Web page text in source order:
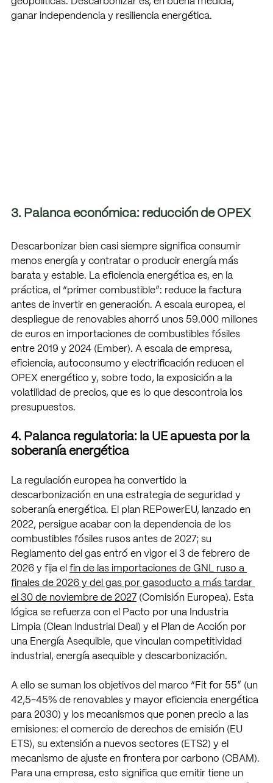
ganar independencia y resiliencia energética.
3. Palanca económica: reducción de OPEX
Descarbonizar bien casi siempre significa consumir
menos energía y contratar o producir energía más
barata y estable. La eficiencia energética es, en la
práctica, el “primer combustible”: reduce la factura
antes de invertir en generación. A escala europea, el
despliegue de renovables ahorró unos 59.000 millones
de euros en importaciones de combustibles fósiles
entre 2019 y 2024 (Ember). A escala de empresa,
eficiencia, autoconsumo y electrificación reducen el
OPEX energético y, sobre todo, la exposición a la
volatilidad de precios, que es lo que descontrola los
presupuestos.
4. Palanca regulatoria: la UE apuesta por la
soberanía energética
La regulación europea ha convertido la
descarbonización en una estrategia de seguridad y
soberanía energética. El plan REPowerEU, lanzado en
2022, persigue acabar con la dependencia de los
combustibles fósiles rusos antes de 2027; su
Reglamento del gas entró en vigor el 3 de febrero de
2026 y fija el fin de las importaciones de GNL ruso a
finales de 2026 y del gas por gasoducto a más tardar
el 30 de noviembre de 2027 (Comisión Europea). Esta
lógica se refuerza con el Pacto por una Industria
Limpia (Clean Industrial Deal) y el Plan de Acción por
una Energía Asequible, que vinculan competitividad
industrial, energía asequible y descarbonización.
A ello se suman los objetivos del marco “Fit for 55” (un
42,5-45% de renovables y mayor eficiencia energética
para 2030) y los mecanismos que ponen precio a las
emisiones: el comercio de derechos de emisión (EU
ETS), su extensión a nuevos sectores (ETS2) y el
mecanismo de ajuste en frontera por carbono (CBAM).
Para una empresa, esto significa que emitir tiene un